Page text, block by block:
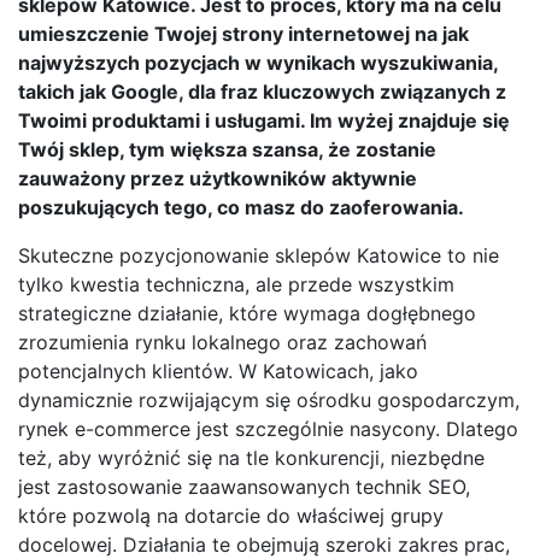
umieszczenie Twojej strony internetowej na jak
najwyższych pozycjach w wynikach wyszukiwania,
takich jak Google, dla fraz kluczowych związanych z
Twoimi produktami i usługami. Im wyżej znajduje się
Twój sklep, tym większa szansa, że zostanie
zauważony przez użytkowników aktywnie
poszukujących tego, co masz do zaoferowania.
Skuteczne pozycjonowanie sklepów Katowice to nie
tylko kwestia techniczna, ale przede wszystkim
strategiczne działanie, które wymaga dogłębnego
zrozumienia rynku lokalnego oraz zachowań
potencjalnych klientów. W Katowicach, jako
dynamicznie rozwijającym się ośrodku gospodarczym,
rynek e-commerce jest szczególnie nasycony. Dlatego
też, aby wyróżnić się na tle konkurencji, niezbędne
jest zastosowanie zaawansowanych technik SEO,
które pozwolą na dotarcie do właściwej grupy
docelowej. Działania te obejmują szeroki zakres prac,